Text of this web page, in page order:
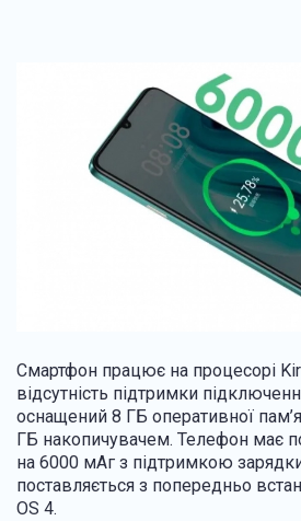
Смартфон працює на процесорі
відсутність підтримки
оснащений 8 ГБ оперативної
ГБ накопичувачем. Телефон має
на 6000 мАг з підтримкою
поставляється з попередньо
OS 4.